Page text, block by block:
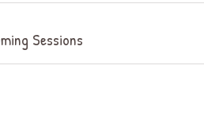
Sessions